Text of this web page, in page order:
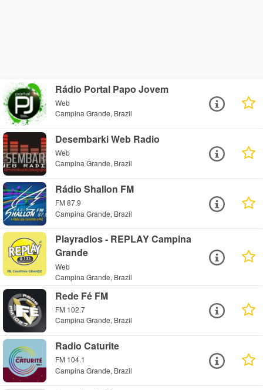
Rádio Portal Papo Jovem
Web
Campina Grande, Brazil
Desembarki Web Radio
Web
Campina Grande, Brazil
Rádio Shallon FM
FM 87.9
Campina Grande, Brazil
Playradios - REPLAY Campina
Grande
Web
Campina Grande, Brazil
Rede Fé FM
FM 102.7
Campina Grande, Brazil
Radio Caturite
FM 104.1
Campina Grande, Brazil